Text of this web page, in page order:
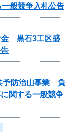
般競争入札公告
金 黒石3工区盛
予防治山事業 負
関する一般競争